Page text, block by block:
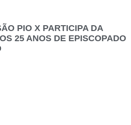
PIO X PARTICIPA DA
25 ANOS DE EPISCOPADO